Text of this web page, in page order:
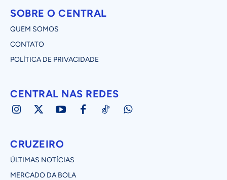
SOBRE O CENTRAL
QUEM SOMOS
CONTATO
POLÍTICA DE PRIVACIDADE
CENTRAL NAS REDES
CRUZEIRO
ÚLTIMAS NOTÍCIAS
MERCADO DA BOLA